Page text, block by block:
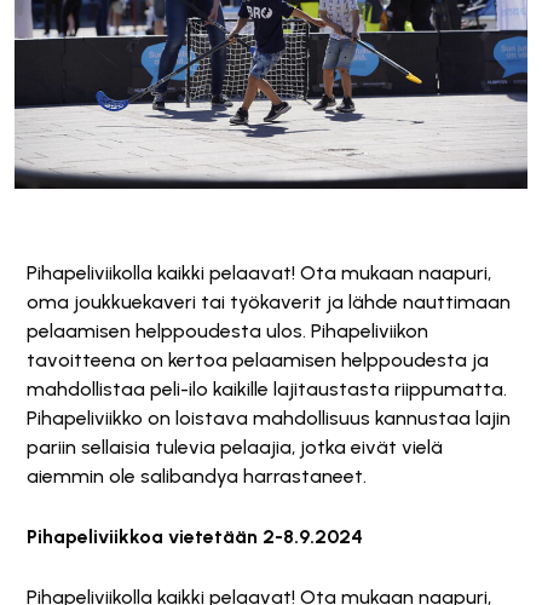
Pihapeliviikolla kaikki pelaavat! Ota mukaan naapuri,
oma joukkuekaveri tai työkaverit ja lähde nauttimaan
pelaamisen helppoudesta ulos. Pihapeliviikon
tavoitteena on kertoa pelaamisen helppoudesta ja
mahdollistaa peli-ilo kaikille lajitaustasta riippumatta.
Pihapeliviikko on loistava mahdollisuus kannustaa lajin
pariin sellaisia tulevia pelaajia, jotka eivät vielä
aiemmin ole salibandya harrastaneet.
Pihapeliviikkoa vietetään 2-8.9.2024
Pihapeliviikolla kaikki pelaavat! Ota mukaan naapuri,